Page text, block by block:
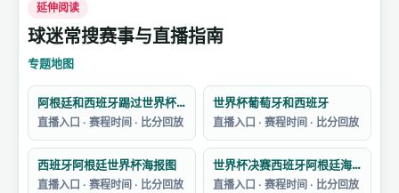
延伸阅读
球迷常搜赛事与直播指南
专题地图
阿根廷和西班牙踢过世界杯吗
直播入口 · 赛程时间 · 比分回放
世界杯葡萄牙和西班牙
直播入口 · 赛程时间 · 比分回放
西班牙阿根廷世界杯海报图
直播入口 · 赛程时间 · 比分回放
世界杯决赛西班牙阿根廷海报
直播入口 · 赛程时间 · 比分回放